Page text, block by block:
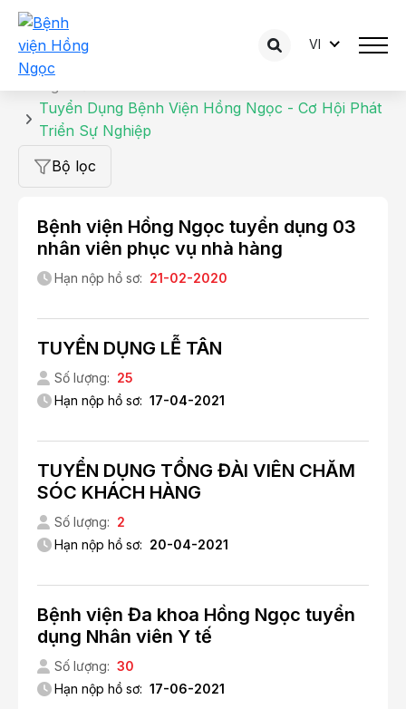
VI
Tuyển dụng
Tuyển Dụng Bệnh Viện Hồng Ngọc - Cơ Hội Phát
Triển Sự Nghiệp
Bộ lọc
Bệnh viện Hồng Ngọc tuyển dụng 03
nhân viên phục vụ nhà hàng
Hạn nộp hồ sơ: 21-02-2020
TUYỂN DỤNG LỄ TÂN
Số lượng: 25
Hạn nộp hồ sơ: 17-04-2021
TUYỂN DỤNG TỔNG ĐÀI VIÊN CHĂM
SÓC KHÁCH HÀNG
Số lượng: 2
Hạn nộp hồ sơ: 20-04-2021
Bệnh viện Đa khoa Hồng Ngọc tuyển
dụng Nhân viên Y tế
Số lượng: 30
Hạn nộp hồ sơ: 17-06-2021